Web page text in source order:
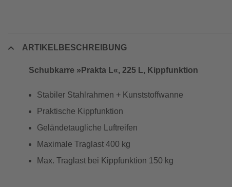
ARTIKELBESCHREIBUNG
Schubkarre »Prakta L«, 225 L, Kippfunktion
Stabiler Stahlrahmen + Kunststoffwanne
Praktische Kippfunktion
Geländetaugliche Luftreifen
Maximale Traglast 400 kg
Max. Traglast bei Kippfunktion 150 kg